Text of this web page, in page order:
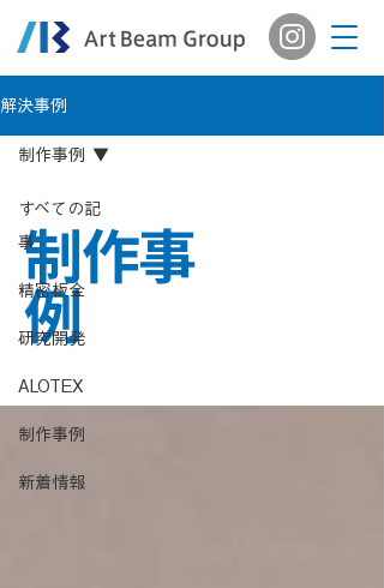
解決事例
すべての記
事
精密板金
研究開発
ALOTEX
制作事例
新着情報
制作事例
制作事
例